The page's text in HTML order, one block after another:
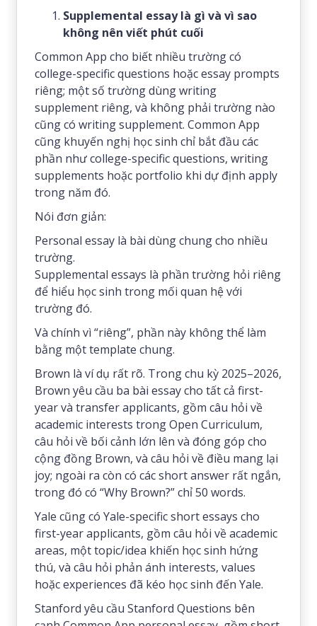
Supplemental essay là gì và vì sao
không nên viết phút cuối
Common App cho biết nhiều trường có
college-specific questions hoặc essay prompts
riêng; một số trường dùng writing
supplement riêng, và không phải trường nào
cũng có writing supplement. Common App
cũng khuyến nghị học sinh chỉ bắt đầu các
phần như college-specific questions, writing
supplements hoặc portfolio khi dự định apply
trong năm đó.
Nói đơn giản:
Personal essay là bài dùng chung cho nhiều
trường.
Supplemental essays là phần trường hỏi riêng
để hiểu học sinh trong mối quan hệ với
trường đó.
Và chính vì “riêng”, phần này không thể làm
bằng một template chung.
Brown là ví dụ rất rõ. Trong chu kỳ 2025–2026,
Brown yêu cầu ba bài essay cho tất cả first-
year và transfer applicants, gồm câu hỏi về
academic interests trong Open Curriculum,
câu hỏi về bối cảnh lớn lên và đóng góp cho
cộng đồng Brown, và câu hỏi về điều mang lại
joy; ngoài ra còn có các short answer rất ngắn,
trong đó có “Why Brown?” chỉ 50 words.
Yale cũng có Yale-specific short essays cho
first-year applicants, gồm câu hỏi về academic
areas, một topic/idea khiến học sinh hứng
thú, và câu hỏi phản ánh interests, values
hoặc experiences đã kéo học sinh đến Yale.
Stanford yêu cầu Stanford Questions bên